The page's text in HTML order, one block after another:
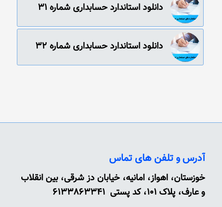
دانلود استاندارد حسابداری‌ شماره‌ 31
دانلود استاندارد حسابداری‌ شماره‌ 32
آدرس و تلفن های تماس
خوزستان، اهواز، امانیه، خیابان دز شرقی، بین انقلاب
و عارف، پلاک 101، کد پستی 6133863341